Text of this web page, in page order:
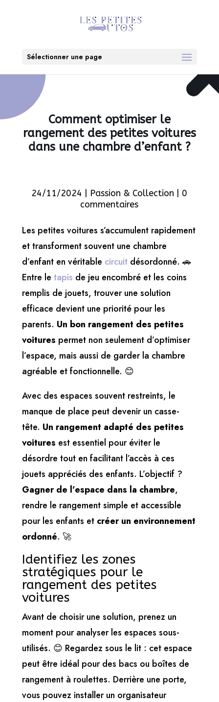
Sélectionner une page
Comment optimiser le
rangement des petites voitures
dans une chambre d’enfant ?
24/11/2024 Passion & Collection
0
commentaires
Les petites voitures s’accumulent rapidement
et transforment souvent une chambre
d’enfant en véritable circuitdésordonné. 🚗
Entre le tapis de jeu encombré et les coins
remplis de jouets, trouver une solution
efficace devient une priorité pour les
parents. Un bon rangement des petites
voitures permet non seulement d’optimiser
l’espace, mais aussi de garder la chambre
agréable et fonctionnelle. 😊
Avec des espaces souvent restreints, le
manque de place peut devenir un casse-
tête. Un rangement adapté des petites
voitures est essentiel pour éviter le
désordre tout en facilitant l’accès à ces
jouets appréciés des enfants. L’objectif ?
Gagner de l’espace dans la chambre,
rendre le rangement simple et accessible
pour les enfants et créer un environnement
ordonné. 🚀
Identifiez les zones
stratégiques pour le
rangement des petites
voitures
Avant de choisir une solution, prenez un
moment pour analyser les espaces sous-
utilisés. 😊 Regardez sous le lit : cet espace
peut être idéal pour des bacs ou boîtes de
rangement à roulettes. Derrière une porte,
vous pouvez installer un organisateur